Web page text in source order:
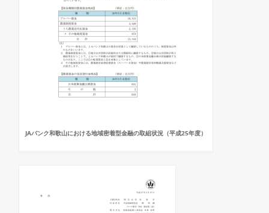
JAバンク和歌山における地域密着型金融の取組状況（平成25年度）